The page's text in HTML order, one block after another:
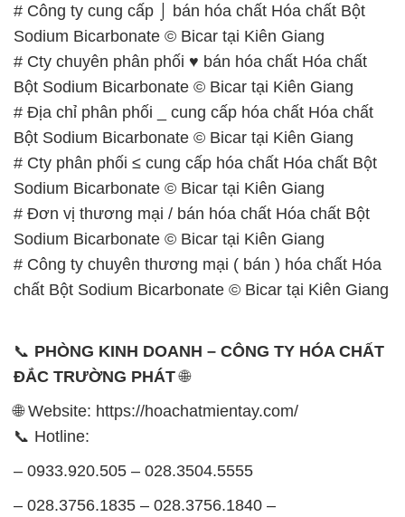
# Công ty cung cấp ⌡ bán hóa chất Hóa chất Bột
Sodium Bicarbonate © Bicar tại Kiên Giang
# Cty chuyên phân phối ♥ bán hóa chất Hóa chất
Bột Sodium Bicarbonate © Bicar tại Kiên Giang
# Địa chỉ phân phối _ cung cấp hóa chất Hóa chất
Bột Sodium Bicarbonate © Bicar tại Kiên Giang
# Cty phân phối ≤ cung cấp hóa chất Hóa chất Bột
Sodium Bicarbonate © Bicar tại Kiên Giang
# Đơn vị thương mại / bán hóa chất Hóa chất Bột
Sodium Bicarbonate © Bicar tại Kiên Giang
# Công ty chuyên thương mại ( bán ) hóa chất Hóa
chất Bột Sodium Bicarbonate © Bicar tại Kiên Giang
📞 PHÒNG KINH DOANH – CÔNG TY HÓA CHẤT
ĐẮC TRƯỜNG PHÁT🌐
🌐 Website: https://hoachatmientay.com/
📞 Hotline:
– 0933.920.505 – 028.3504.5555
– 028.3756.1835 – 028.3756.1840 –